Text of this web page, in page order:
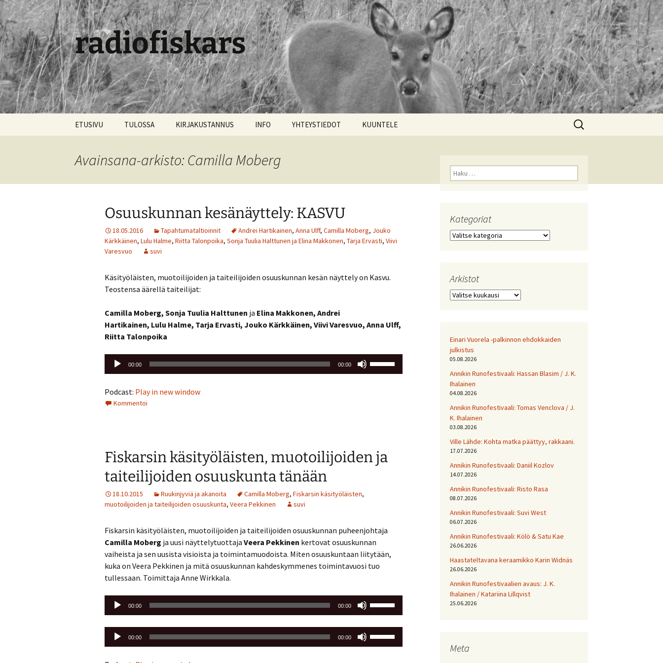
radiofiskars
ETUSIVU TULOSSA KIRJAKUSTANNUS INFO YHTEYSTIEDOT KUUNTELE
Haku:
Avainsana-arkisto: Camilla Moberg
Osuuskunnan kesänäyttely: KASVU
18.05.2016 Tapahtumataltioinnit Andrei Hartikainen, Anna Ulff, Camilla Moberg, Jouko
Kärkkäinen, Lulu Halme, Riitta Talonpoika, Sonja Tuulia Halttunen ja Elina Makkonen, Tarja Ervasti, Viivi
Varesvuo
suvi
Käsityöläisten, muotoilijoiden ja taiteilijoiden osuuskunnan kesän näyttely on Kasvu.
Teostensa äärellä taiteilijat:
Camilla Moberg, Sonja Tuulia Halttunen ja Elina Makkonen, Andrei
Hartikainen, Lulu Halme, Tarja Ervasti, Jouko Kärkkäinen, Viivi Varesvuo, Anna Ulff,
Riitta Talonpoika
Äänitoistin
00:00 00:00
pienemmäksi.
Podcast: Play in new window
Kommentoi
Fiskarsin käsityöläisten, muotoilijoiden ja
taiteilijoiden osuuskunta tänään
18.10.2015 Ruukinjyviä ja akanoita Camilla Moberg, Fiskarsin käsityöläisten,
muotoilijoiden ja taiteilijoiden osuuskunta, Veera Pekkinen suvi
Fiskarsin käsityöläisten, muotoilijoiden ja taiteilijoiden osuuskunnan puheenjohtaja
Camilla Moberg ja uusi näyttelytuottaja Veera Pekkinen kertovat osuuskunnan
vaiheista ja sen uusista visioista ja toimintamuodoista. Miten osuuskuntaan liitytään,
kuka on Veera Pekkinen ja mitä osuuskunnan kahdeskymmenes toimintavuosi tuo
tullessaan. Toimittaja Anne Wirkkala.
Äänitoistin
00:00 00:00
alas
säädät
Äänitoistin
00:00 00:00
Haku:
Kategoriat
Kategoriat
Arkistot
Arkistot
Einari Vuorela -palkinnon ehdokkaiden
julkistus
05.08.2026
Annikin Runofestivaali: Has­san Bla­sim / J. K.
Ihalainen
04.08.2026
Annikin Runofestivaali: Tomas Venclova / J.
K. Ihalainen
03.08.2026
Ville Lähde: Kohta matka päättyy, rakkaani.
17.07.2026
Annikin Runofestivaali: Daniil Kozlov
14.07.2026
Annikin Runofestivaali: Risto Rasa
08.07.2026
Annikin Runofestivaali: Suvi West
06.07.2026
Annikin Runofestivaali: Kölö & Satu Kae
26.06.2026
Haastateltavana keraamikko Karin Widnäs
26.06.2026
Annikin Runofestivaalien avaus: J. K.
Ihalainen / Katariina Lillqvist
25.06.2026
Meta